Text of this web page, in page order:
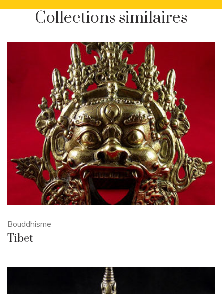
Collections similaires
Bouddhisme
Tibet